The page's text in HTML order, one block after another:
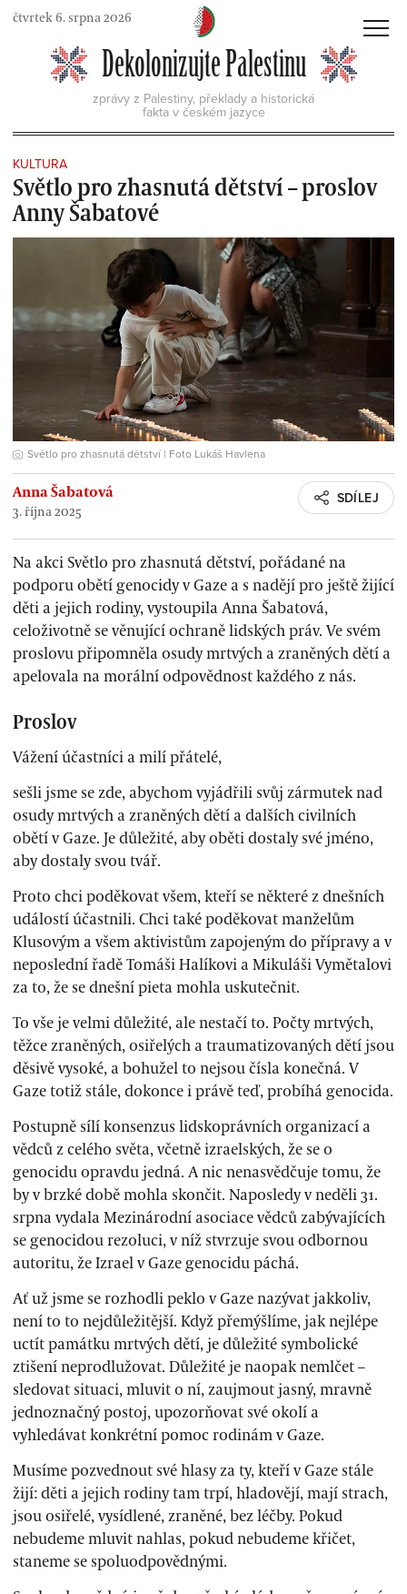
Skipčtvrtek 6. srpna 2026
Dekolonizujte Palestinu
zprávy z Palestiny, překlady a historická
fakta v českém jazyce
MENU
KULTURA
Světlo pro zhasnutá dětství – proslov
Anny Šabatové
Světlo pro zhasnutá dětství | Foto Lukáš Havlena
Anna Šabatová
3. října 2025
SDÍLEJ
Na akci Světlo pro zhasnutá dětství, pořádané na
podporu obětí genocidy v Gaze a s nadějí pro ještě žijící
děti a jejich rodiny, vystoupila Anna Šabatová,
celoživotně se věnující ochraně lidských práv. Ve svém
proslovu připomněla osudy mrtvých a zraněných dětí a
apelovala na morální odpovědnost každého z nás.
Proslov
Vážení účastníci a milí přátelé,
sešli jsme se zde, abychom vyjádřili svůj zármutek nad
osudy mrtvých a zraněných dětí a dalších civilních
obětí v Gaze. Je důležité, aby oběti dostaly své jméno,
aby dostaly svou tvář.
Proto chci poděkovat všem, kteří se některé z dnešních
událostí účastnili. Chci také poděkovat manželům
Klusovým a všem aktivistům zapojeným do přípravy a v
neposlední řadě Tomáši Halíkovi a Mikuláši Vymětalovi
za to, že se dnešní pieta mohla uskutečnit.
To vše je velmi důležité, ale nestačí to. Počty mrtvých,
těžce zraněných, osiřelých a traumatizovaných dětí jsou
děsivě vysoké, a bohužel to nejsou čísla konečná. V
Gaze totiž stále, dokonce i právě teď, probíhá genocida.
Postupně sílí konsenzus lidskoprávních organizací a
vědců z celého světa, včetně izraelských, že se o
genocidu opravdu jedná. A nic nenasvědčuje tomu, že
by v brzké době mohla skončit. Naposledy v neděli 31.
srpna vydala Mezinárodní asociace vědců zabývajících
se genocidou rezoluci, v níž stvrzuje svou odbornou
autoritu, že Izrael v Gaze genocidu páchá.
Ať už jsme se rozhodli peklo v Gaze nazývat jakkoliv,
není to to nejdůležitější. Když přemýšlíme, jak nejlépe
uctít památku mrtvých dětí, je důležité symbolické
ztišení neprodlužovat. Důležité je naopak nemlčet –
sledovat situaci, mluvit o ní, zaujmout jasný, mravně
jednoznačný postoj, upozorňovat své okolí a
vyhledávat konkrétní pomoc rodinám v Gaze.
Musíme pozvednout své hlasy za ty, kteří v Gaze stále
žijí: děti a jejich rodiny tam trpí, hladovějí, mají strach,
jsou osiřelé, vysídlené, zraněné, bez léčby. Pokud
nebudeme mluvit nahlas, pokud nebudeme křičet,
staneme se spoluodpovědnými.